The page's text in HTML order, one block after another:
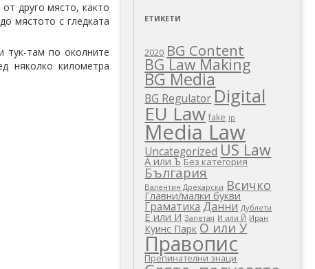
друго място, както
мястото с гледката
тук-там по околните
няколко километра
ЕТИКЕТИ
2020 BG Content
BG Law Making
BG Media
BG Regulator Digital
EU Law fake ip
Media Law
Uncategorized US Law
А или Ъ Без категория
България
Валентин Дрехарски Всичко
Главни/малки букви
Граматика Данни Дублети
Е или И Запетая И или Й Иран
Куинс Парк О или У
Правопис
Препинателни знаци